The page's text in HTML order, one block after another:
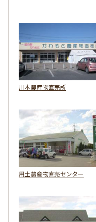
川本農産物直売所
用土農産物直売センター